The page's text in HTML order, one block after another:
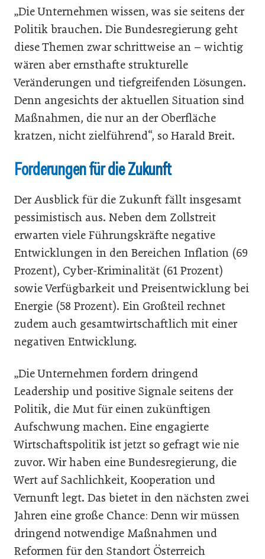
„Die Unternehmen wissen, was sie seitens der
Politik brauchen. Die Bundesregierung geht
diese Themen zwar schrittweise an – wichtig
wären aber ernsthafte strukturelle
Veränderungen und tiefgreifenden Lösungen.
Denn angesichts der aktuellen Situation sind
Maßnahmen, die nur an der Oberfläche
kratzen, nicht zielführend“, so Harald Breit.
Forderungen für die Zukunft
Der Ausblick für die Zukunft fällt insgesamt
pessimistisch aus. Neben dem Zollstreit
erwarten viele Führungskräfte negative
Entwicklungen in den Bereichen Inflation (69
Prozent), Cyber-Kriminalität (61 Prozent)
sowie Verfügbarkeit und Preisentwicklung bei
Energie (58 Prozent). Ein Großteil rechnet
zudem auch gesamtwirtschaftlich mit einer
negativen Entwicklung.
„Die Unternehmen fordern dringend
Leadership und positive Signale seitens der
Politik, die Mut für einen zukünftigen
Aufschwung machen. Eine engagierte
Wirtschaftspolitik ist jetzt so gefragt wie nie
zuvor. Wir haben eine Bundesregierung, die
Wert auf Sachlichkeit, Kooperation und
Vernunft legt. Das bietet in den nächsten zwei
Jahren eine große Chance: Denn wir müssen
dringend notwendige Maßnahmen und
Reformen für den Standort Österreich